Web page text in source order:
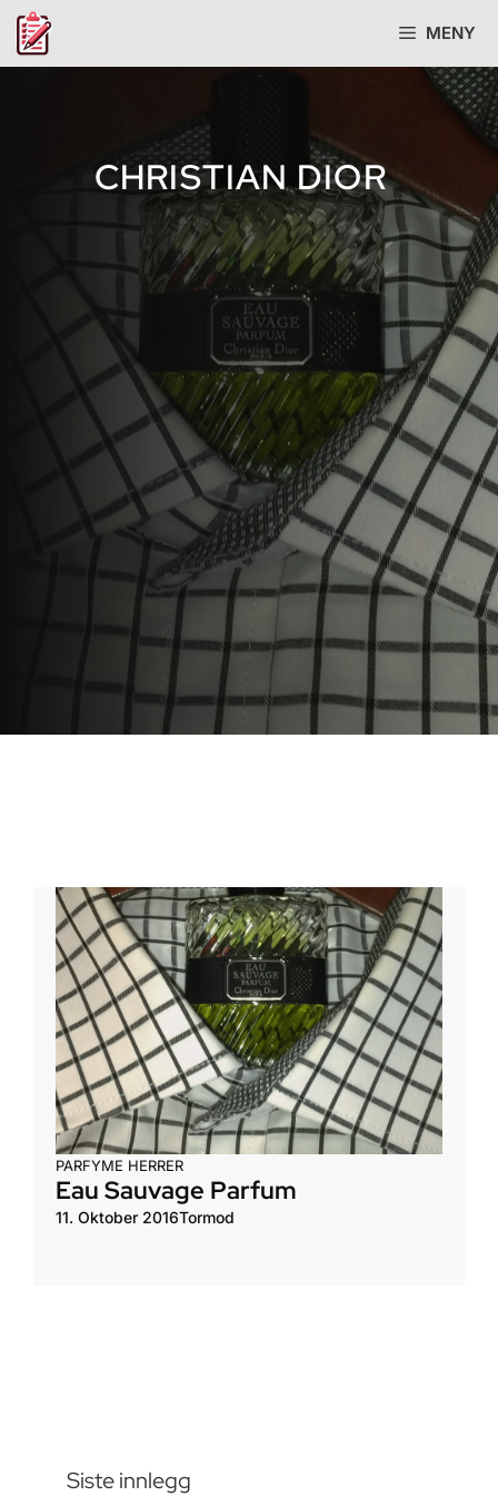
Hopp
MENY
CHRISTIAN DIOR
PARFYME HERRER
Eau Sauvage Parfum
11. Oktober 2016Tormod
Siste innlegg